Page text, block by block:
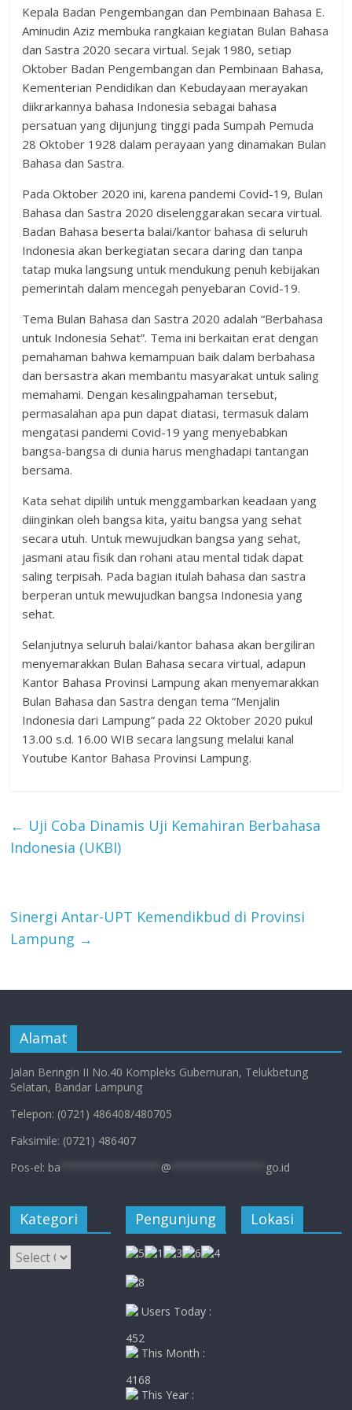
Kepala Badan Pengembangan dan Pembinaan Bahasa E.
Aminudin Aziz membuka rangkaian kegiatan Bulan Bahasa
dan Sastra 2020 secara virtual. Sejak 1980, setiap
Oktober Badan Pengembangan dan Pembinaan Bahasa,
Kementerian Pendidikan dan Kebudayaan merayakan
diikrarkannya bahasa Indonesia sebagai bahasa
persatuan yang dijunjung tinggi pada Sumpah Pemuda
28 Oktober 1928 dalam perayaan yang dinamakan Bulan
Bahasa dan Sastra.
Pada Oktober 2020 ini, karena pandemi Covid-19, Bulan
Bahasa dan Sastra 2020 diselenggarakan secara virtual.
Badan Bahasa beserta balai/kantor bahasa di seluruh
Indonesia akan berkegiatan secara daring dan tanpa
tatap muka langsung untuk mendukung penuh kebijakan
pemerintah dalam mencegah penyebaran Covid-19.
Tema Bulan Bahasa dan Sastra 2020 adalah “Berbahasa
untuk Indonesia Sehat”. Tema ini berkaitan erat dengan
pemahaman bahwa kemampuan baik dalam berbahasa
dan bersastra akan membantu masyarakat untuk saling
memahami. Dengan kesalingpahaman tersebut,
permasalahan apa pun dapat diatasi, termasuk dalam
mengatasi pandemi Covid-19 yang menyebabkan
bangsa-bangsa di dunia harus menghadapi tantangan
bersama.
Kata sehat dipilih untuk menggambarkan keadaan yang
diinginkan oleh bangsa kita, yaitu bangsa yang sehat
secara utuh. Untuk mewujudkan bangsa yang sehat,
jasmani atau fisik dan rohani atau mental tidak dapat
saling terpisah. Pada bagian itulah bahasa dan sastra
berperan untuk mewujudkan bangsa Indonesia yang
sehat.
Selanjutnya seluruh balai/kantor bahasa akan bergiliran
menyemarakkan Bulan Bahasa secara virtual, adapun
Kantor Bahasa Provinsi Lampung akan menyemarakkan
Bulan Bahasa dan Sastra dengan tema “Menjalin
Indonesia dari Lampung” pada 22 Oktober 2020 pukul
13.00 s.d. 16.00 WIB secara langsung melalui kanal
Youtube Kantor Bahasa Provinsi Lampung.
← Uji Coba Dinamis Uji Kemahiran Berbahasa
Indonesia (UKBI)
Sinergi Antar-UPT Kemendikbud di Provinsi
Lampung →
Alamat
Jalan Beringin II No.40 Kompleks Gubernuran, Telukbetung
Selatan, Bandar Lampung
Telepon: (0721) 486408/480705
Faksimile: (0721) 486407
Pos-el: ba @ go.id
Kategori
Kategori
Pengunjung
Users Today :
452
This Month :
4168
This Year :
Lokasi